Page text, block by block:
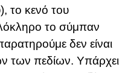
, το κενό του
το σύμπαν
δεν είναι
των πεδίων. Υπάρχει